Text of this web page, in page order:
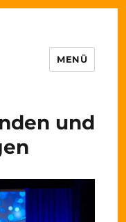
MENÜ
und